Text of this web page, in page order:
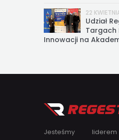
22
Udział
Targach
Innowacji na
Jesteśmy